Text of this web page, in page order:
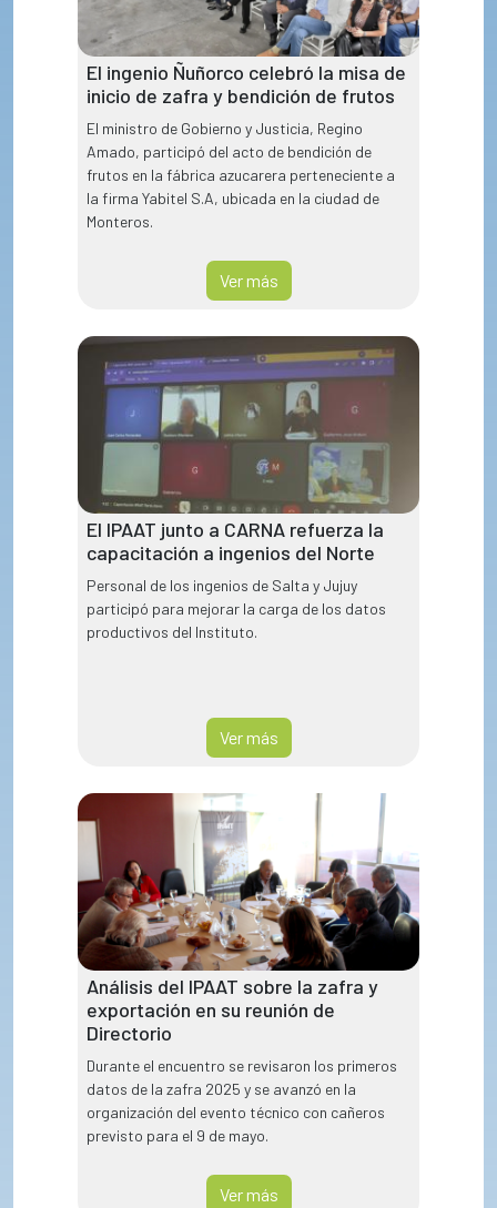
El ingenio Ñuñorco celebró la misa de
inicio de zafra y bendición de frutos
El ministro de Gobierno y Justicia, Regino
Amado, participó del acto de bendición de
frutos en la fábrica azucarera perteneciente a
la firma Yabitel S.A, ubicada en la ciudad de
Monteros.
Ver más
El IPAAT junto a CARNA refuerza la
capacitación a ingenios del Norte
Personal de los ingenios de Salta y Jujuy
participó para mejorar la carga de los datos
productivos del Instituto.
Ver más
Análisis del IPAAT sobre la zafra y
exportación en su reunión de
Directorio
Durante el encuentro se revisaron los primeros
datos de la zafra 2025 y se avanzó en la
organización del evento técnico con cañeros
previsto para el 9 de mayo.
Ver más